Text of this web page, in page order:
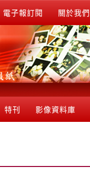
電子報訂閱 關於我們
特刊 影像資料庫